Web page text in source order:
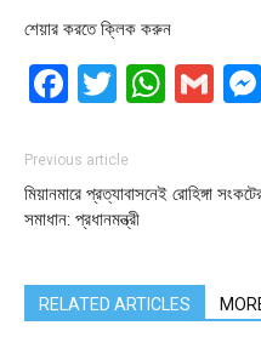
শেয়ার করতে ক্লিক করুন
Facebook
Twitter
Previous article
মিয়ানমারে প্রত্যাবাসনেই রোহিঙ্গা
সমাধান: প্রধানমন্ত্রী
RELATED ARTICLES